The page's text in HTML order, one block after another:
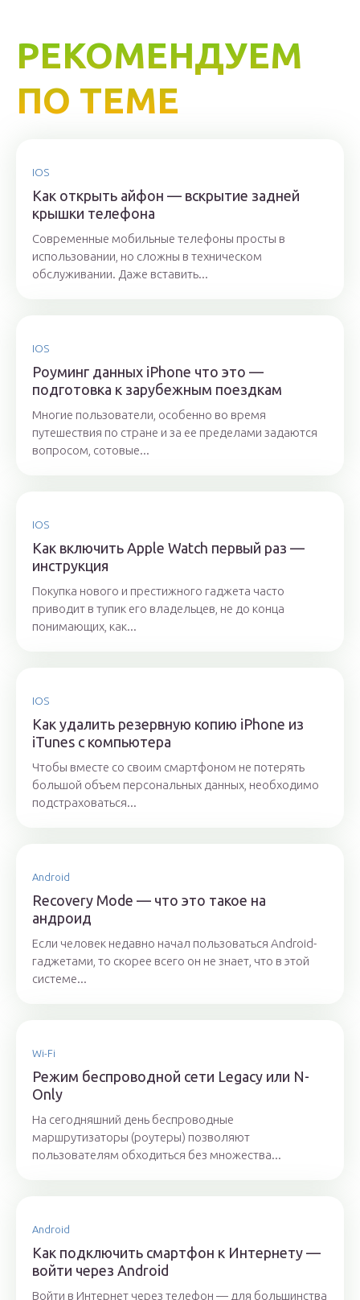
РЕКОМЕНДУЕМ
ПО ТЕМЕ
IOS
Как открыть айфон — вскрытие задней
крышки телефона
Современные мобильные телефоны просты в
использовании, но сложны в техническом
обслуживании. Даже вставить...
IOS
Роуминг данных iPhone что это —
подготовка к зарубежным поездкам
Многие пользователи, особенно во время
путешествия по стране и за ее пределами задаются
вопросом, сотовые...
IOS
Как включить Apple Watch первый раз —
инструкция
Покупка нового и престижного гаджета часто
приводит в тупик его владельцев, не до конца
понимающих, как...
IOS
Как удалить резервную копию iPhone из
iTunes с компьютера
Чтобы вместе со своим смартфоном не потерять
большой объем персональных данных, необходимо
подстраховаться...
Android
Recovery Mode — что это такое на
андроид
Если человек недавно начал пользоваться Android-
гаджетами, то скорее всего он не знает, что в этой
системе...
Wi-Fi
Режим беспроводной сети Legacy или N-
Only
На сегодняшний день беспроводные
маршрутизаторы (роутеры) позволяют
пользователям обходиться без множества...
Android
Как подключить смартфон к Интернету —
войти через Android
Войти в Интернет через телефон — для большинства